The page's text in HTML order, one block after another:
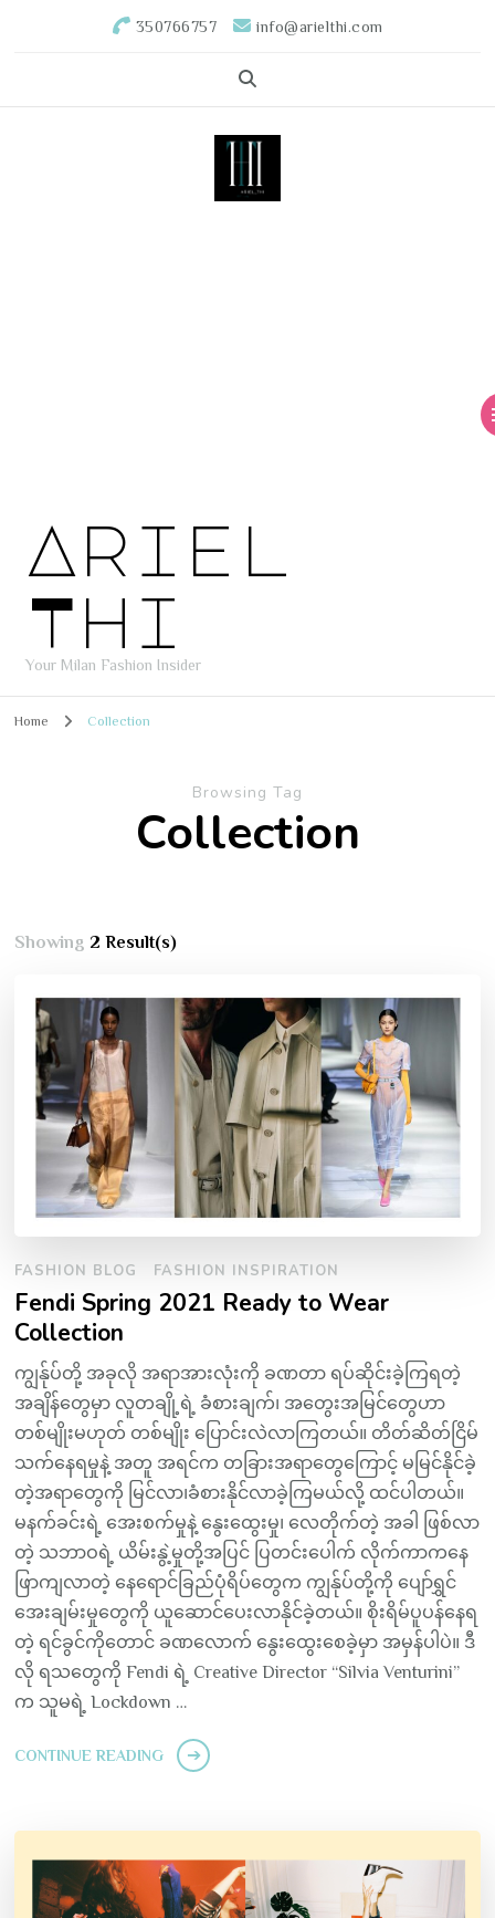
350766757 info@arielthi.com
Ariel
Thi
Your Milan Fashion Insider
Home Collection
Browsing Tag
Collection
Showing 2 Result(s)
FASHION BLOG FASHION INSPIRATION
Fendi Spring 2021 Ready to Wear
Collection
ကျွန်ုပ်တို့ အခုလို အရာအားလုံးကို ခဏတာ ရပ်ဆိုင်းခဲ့ကြရတဲ့
အချိန်တွေမှာ လူတချို့ရဲ့ ခံစားချက်၊ အတွေးအမြင်တွေဟာ
တစ်မျိုးမဟုတ် တစ်မျိုး ပြောင်းလဲလာကြတယ်။ တိတ်ဆိတ်ငြိမ်
သက်နေရမှုနဲ့ အတူ အရင်က တခြားအရာတွေကြောင့် မမြင်နိုင်ခဲ့
တဲ့အရာတွေကို မြင်လာ၊ခံစားနိုင်လာခဲ့ကြမယ်လို့ ထင်ပါတယ်။
မနက်ခင်းရဲ့ အေးစက်မှုနဲ့ နွေးထွေးမှု၊ လေတိုက်တဲ့ အခါ ဖြစ်လာ
တဲ့ သဘာဝရဲ့ ယိမ်းနွဲ့မှုတို့အပြင် ပြတင်းပေါက် လိုက်ကာကနေ
ဖြာကျလာတဲ့ နေရောင်ခြည်ပုံရိပ်တွေက ကျွန်ုပ်တို့ကို ပျော်ရွှင်
အေးချမ်းမှုတွေကို ယူဆောင်ပေးလာနိုင်ခဲ့တယ်။ စိုးရိမ်ပူပန်နေရ
တဲ့ ရင်ခွင်ကိုတောင် ခဏလောက် နွေးထွေးစေခဲ့မှာ အမှန်ပါပဲ။ ဒီ
လို ရသတွေကို Fendi ရဲ့ Creative Director “Silvia Venturini”
က သူမရဲ့ Lockdown …
CONTINUE READING